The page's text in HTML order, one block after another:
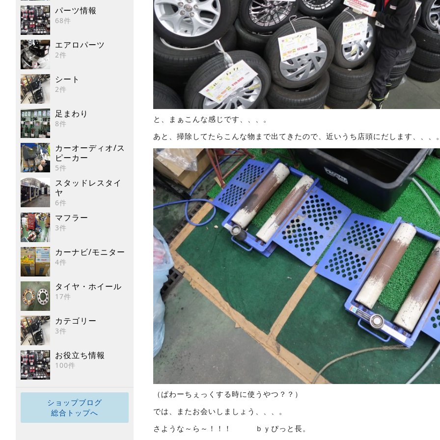
パーツ情報
68件
エアロパーツ
2件
シート
2件
足まわり
8件
カーオーディオ/ス
ピーカー
5件
スタッドレスタイ
ヤ
6件
マフラー
3件
カーナビ/モニター
4件
タイヤ・ホイール
17件
カテゴリー
3件
お役立ち情報
100件
ショップブログ
総合トップへ
と、まぁこんな感じです、、、。
あと、掃除してたらこんな物まで出てきたので、近いうち店頭にだします、、、
（ぱわーちぇっくする時に使うやつ？？）
では、またお会いしましょう、、、。
さような～ら～！！！ ｂｙぴっと長。